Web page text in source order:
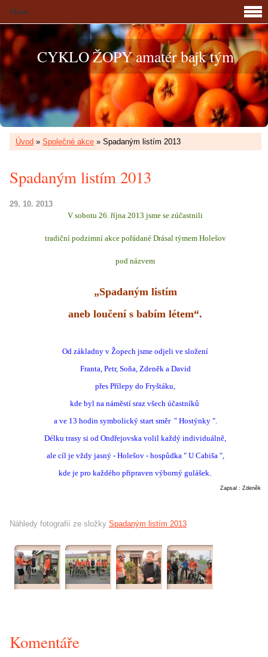
CYKLO ŽOPY amatér bajk tým
Úvod » Společné akce » Spadaným listím 2013
Spadaným listím 2013
29. 10. 2013
V sobotu 26. října 2013 jsme se zúčastnili
tradiční podzimní akcepořádané Drásal týmem Holešov
pod názvem
„Spadaným listím
aneb loučení s babím létem“.
Od základny v Žopech jsme odjeli ve složení
Franta, Petr, Soňa, Zdeněk a David
přes Přílepy do Fryštáku,
kde byl na náměstí sraz všech účastníků
a ve 13 hodin symbolický start směr " Hostýnky ".
Délku trasy si od Ondřejovska volil každý individuálně,
ale cíl je vždy jasný - Holešov - hospůdka " U Cabiša ",
kde je pro každého připraven výborný gulášek.
Zapsal : Zdeněk
Náhledy fotografií ze složky Spadaným listím 2013
Komentáře
Menu